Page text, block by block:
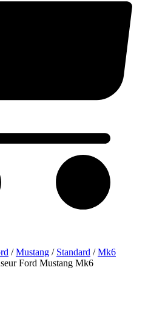
/Mustang / Standard /Mk6
Ford Mustang Mk6